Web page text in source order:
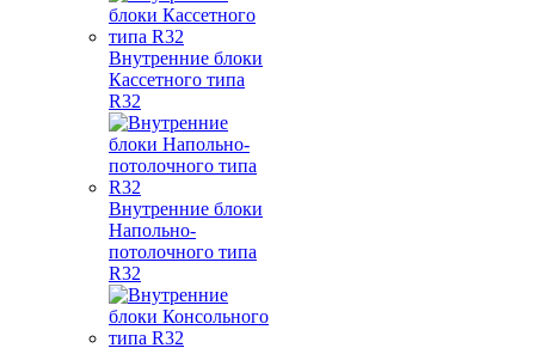
Внутренние блоки
Кассетного типа
R32
Внутренние блоки
Напольно-
потолочного типа
R32